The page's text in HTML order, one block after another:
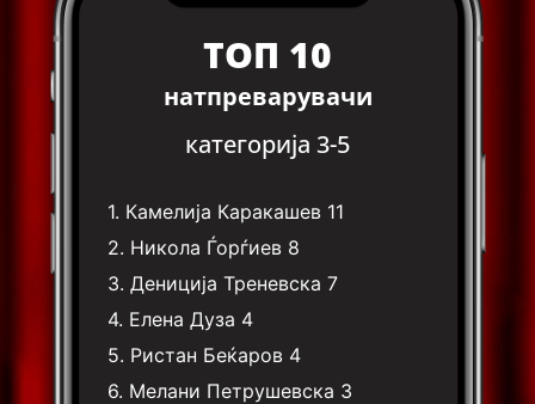
ТОП 10
натпреварувачи
категорија 3-5
1. Камелија Каракашев 11
2. Никола Ѓорѓиев 8
3.Дениција Треневска 7
4. Елена Дуза 4
5. Ристан Беќаров 4
6. Мелани Петрушевска 3